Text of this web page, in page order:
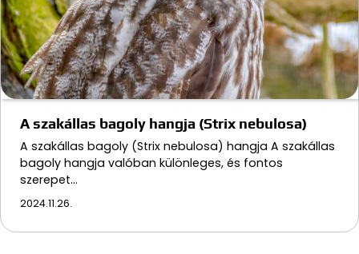
A szakállas bagoly hangja (Strix nebulosa)
A szakállas bagoly (Strix nebulosa) hangja A szakállas
bagoly hangja valóban különleges, és fontos
szerepet…
2024.11.26.